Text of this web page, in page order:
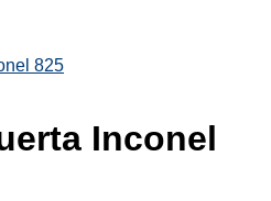
825
Inconel